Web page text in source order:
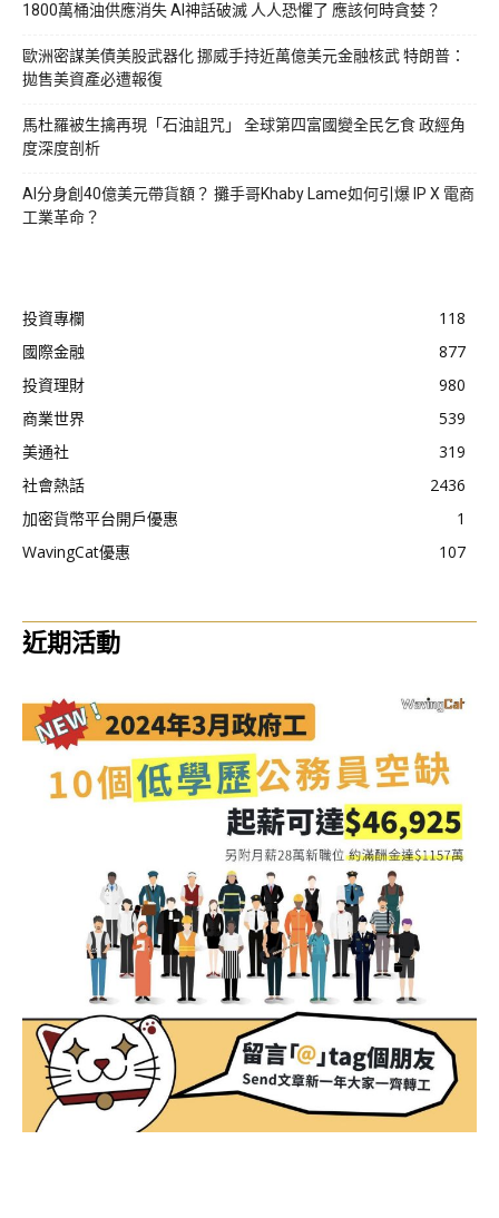
1800萬桶油供應消失 AI神話破滅 人人恐懼了 應該何時貪婪？
歐洲密謀美債美股武器化 挪威手持近萬億美元金融核武 特朗普：
拋售美資產必遭報復
馬杜羅被生擒再現「石油詛咒」 全球第四富國變全民乞食 政經角
度深度剖析
AI分身創40億美元帶貨額？ 攤手哥Khaby Lame如何引爆 IP X 電商
工業革命？
投資專欄
118
國際金融
877
投資理財
980
商業世界
539
美通社
319
社會熱話
2436
加密貨幣平台開戶優惠
1
WavingCat優惠
107
近期活動